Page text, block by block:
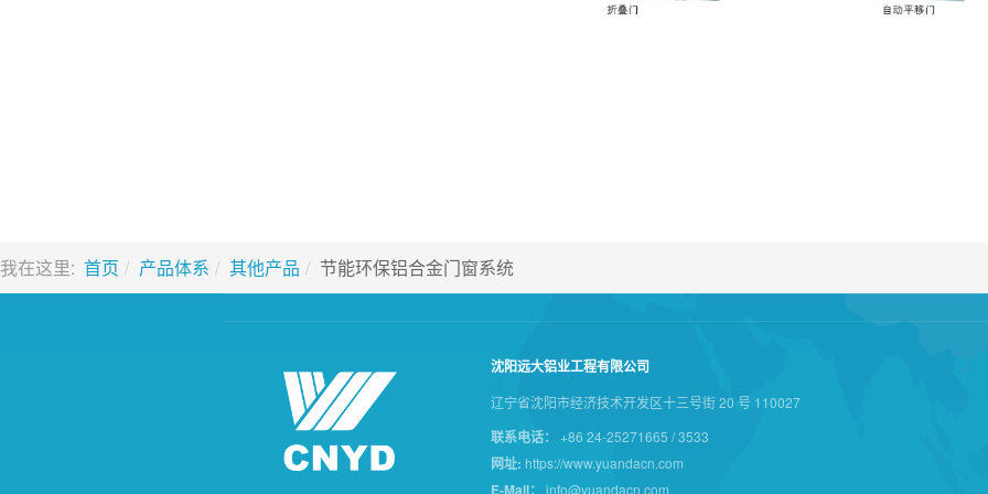
我在这里: 首页 产品体系 其他产品 节能环保铝合金门窗系统
沈阳远大铝业工程有限公司
辽宁省沈阳市经济技术开发区十三号街 20 号 110027
联系电话： +86 24-25271665 / 3533
网址: https://www.yuandacn.com
E-Mail： info@yuandacn.com